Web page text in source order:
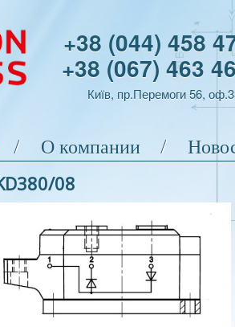
+38 (044) 458
+38 (067) 463
Київ, пр.Перемоги 56,
О компании
08